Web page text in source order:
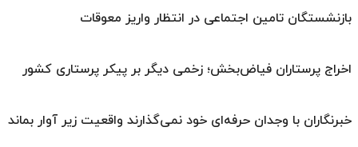
بازنشستگان تامین اجتماعی در انتظار واریز معوقات
اخراج پرستاران فیاض‌بخش؛ زخمی دیگر بر پیکر پرستاری کشور
خبرنگاران با وجدان حرفه‌ای خود نمی‌گذارند واقعیت زیر آوار بماند